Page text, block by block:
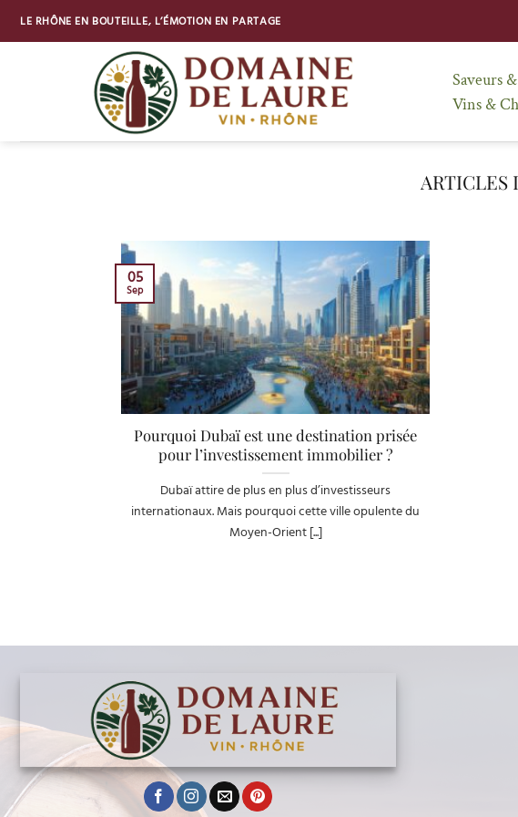
LE RHÔNE EN BOUTEILLE, L’ÉMOTION EN PARTAGE
Saveurs
Vins &
Pourquoi Dubaï est une destination prisée
pour l’investissement immobilier ?
Dubaï attire de plus en plus d’investisseurs
internationaux. Mais pourquoi cette ville opulente du
Moyen-Orient [...]
05
Sep